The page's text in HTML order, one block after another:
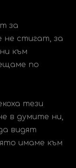
за
не стигат, за
към
по
тези
в думите ни,
видят
имаме към